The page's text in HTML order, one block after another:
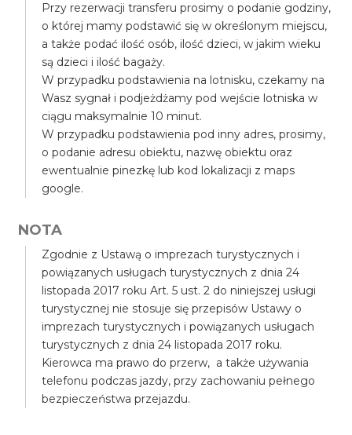
Przy rezerwacji transferu prosimy o podanie godziny,
o której mamy podstawić się w określonym miejscu,
a także podać ilość osób, ilość dzieci, w jakim wieku
są dzieci i ilość bagaży.
W przypadku podstawienia na lotnisku, czekamy na
Wasz sygnał i podjeżdżamy pod wejście lotniska w
ciągu maksymalnie 10 minut.
W przypadku podstawienia pod inny adres, prosimy,
o podanie adresu obiektu, nazwę obiektu oraz
ewentualnie pinezkę lub kod lokalizacji z maps
google.
NOTA
Zgodnie z Ustawą o imprezach turystycznych i
powiązanych usługach turystycznych z dnia 24
listopada 2017 roku Art. 5 ust. 2 do niniejszej usługi
turystycznej nie stosuje się przepisów Ustawy o
imprezach turystycznych i powiązanych usługach
turystycznych z dnia 24 listopada 2017 roku.
Kierowca ma prawo do przerw, a także używania
telefonu podczas jazdy, przy zachowaniu pełnego
bezpieczeństwa przejazdu.